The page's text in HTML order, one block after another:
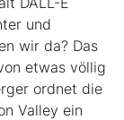
und
wir da? Das
etwas völlig
ordnet die
Valley ein